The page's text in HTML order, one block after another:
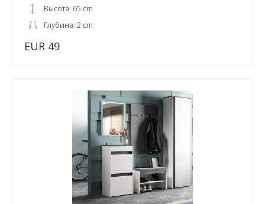
Высота: 65 cm
Глубина: 2 cm
EUR 49